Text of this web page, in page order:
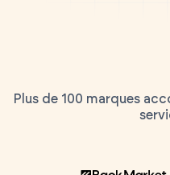
Plus de 100 marques